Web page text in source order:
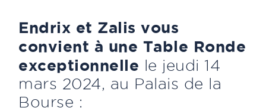
Endrix et Zalis vous
convient à une Table Ronde
exceptionnelle le jeudi 14
mars 2024, au Palais de la
Bourse :